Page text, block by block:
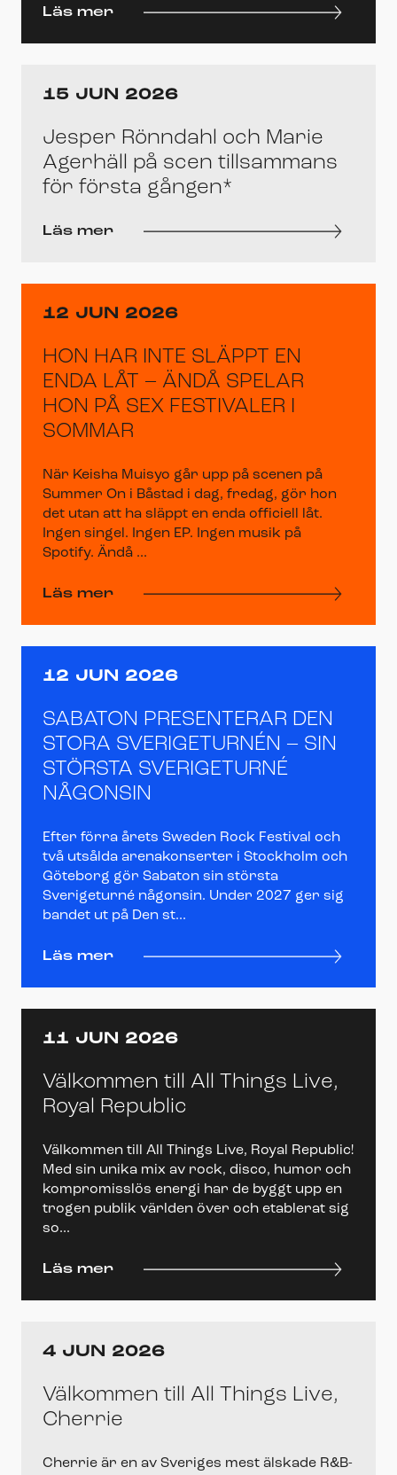
Läs mer
15 JUN 2026
Jesper Rönndahl och Marie
Agerhäll på scen tillsammans
för första gången*
Läs mer
12 JUN 2026
HON HAR INTE SLÄPPT EN
ENDA LÅT – ÄNDÅ SPELAR
HON PÅ SEX FESTIVALER I
SOMMAR
När Keisha Muisyo går upp på scenen på
Summer On i Båstad i dag, fredag, gör hon
det utan att ha släppt en enda officiell låt.
Ingen singel. Ingen EP. Ingen musik på
Spotify. Ändå ...
Läs mer
12 JUN 2026
SABATON PRESENTERAR DEN
STORA SVERIGETURNÉN – SIN
STÖRSTA SVERIGETURNÉ
NÅGONSIN
Efter förra årets Sweden Rock Festival och
två utsålda arenakonserter i Stockholm och
Göteborg gör Sabaton sin största
Sverigeturné någonsin. Under 2027 ger sig
bandet ut på Den st...
Läs mer
11 JUN 2026
Välkommen till All Things Live,
Royal Republic
Välkommen till All Things Live, Royal Republic!
Med sin unika mix av rock, disco, humor och
kompromisslös energi har de byggt upp en
trogen publik världen över och etablerat sig
so...
Läs mer
4 JUN 2026
Välkommen till All Things Live,
Cherrie
Cherrie är en av Sveriges mest älskade R&B-